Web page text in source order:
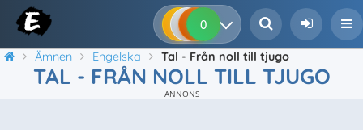
0 0 0
Ämnen Engelska Tal - Från noll till tjugo
TAL - FRÅN NOLL TILL TJUGO
ANNONS